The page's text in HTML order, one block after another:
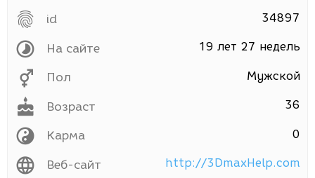
id 34897
На сайте 19 лет 27 недель
Пол Мужской
Возраст 36
Карма 0
Веб-сайт http://3DmaxHelp.com